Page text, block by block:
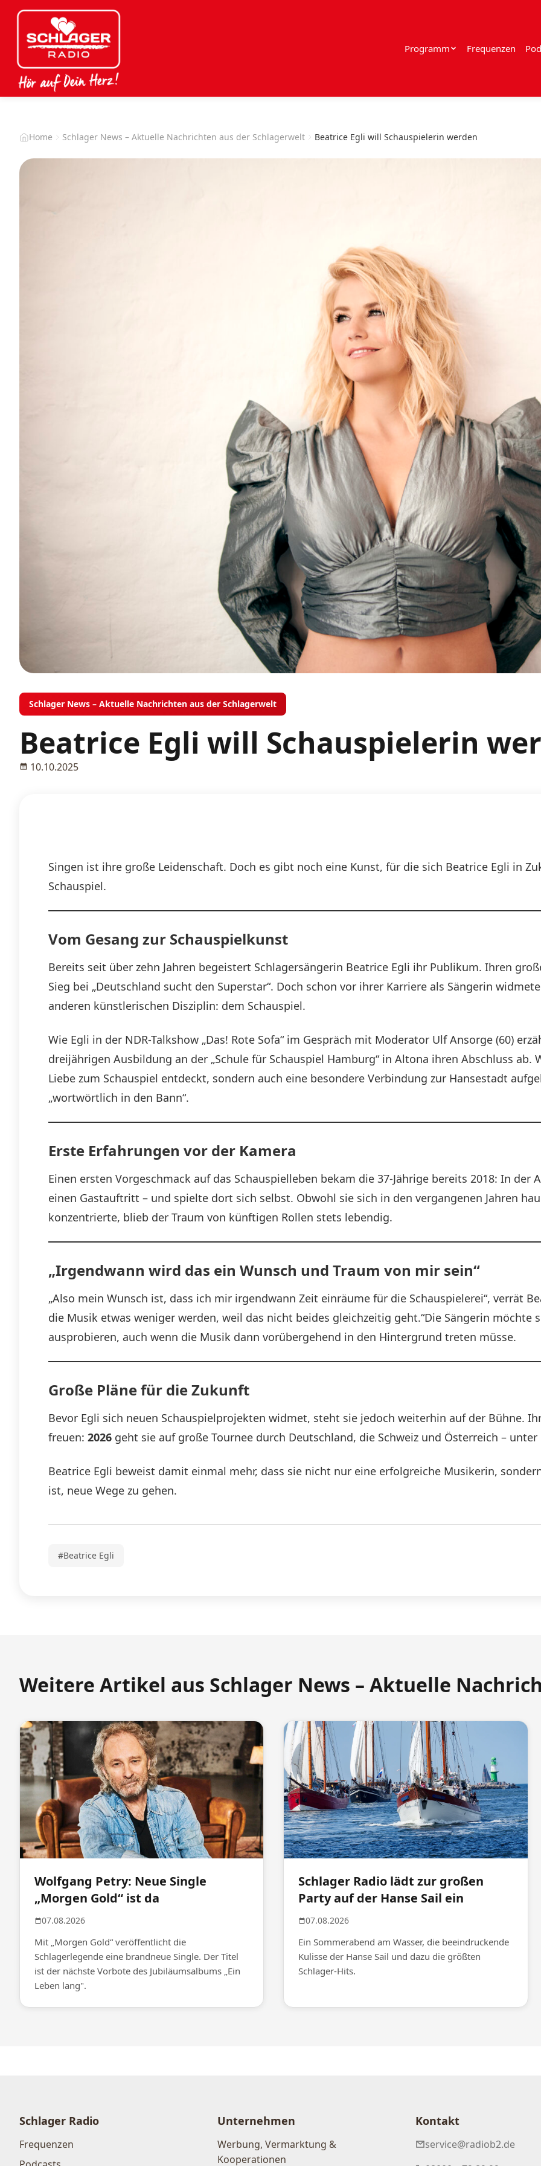
Programm Frequenzen
Home Schlager News – Aktuelle Nachrichten aus der Schlagerwelt Beatrice Egli will Schauspielerin werden
Schlager News – Aktuelle Nachrichten aus der Schlagerwelt
Beatrice Egli will Schauspielerin
10.10.2025
Singen ist ihre große Leidenschaft. Doch es gibt noch eine Kunst, für die sich Beatrice Egli in
Schauspiel.
Vom Gesang zur Schauspielkunst
Bereits seit über zehn Jahren begeistert Schlagersängerin Beatrice Egli ihr Publikum. Ihren
Sieg bei „Deutschland sucht den Superstar“. Doch schon vor ihrer Karriere als Sängerin
anderen künstlerischen Disziplin: dem Schauspiel.
Wie Egli in der NDR-Talkshow „Das! Rote Sofa“ im Gespräch mit Moderator Ulf Ansorge (60)
dreijährigen Ausbildung an der „Schule für Schauspiel Hamburg“ in Altona ihren Abschluss
Liebe zum Schauspiel entdeckt, sondern auch eine besondere Verbindung zur Hansestadt
„wortwörtlich in den Bann“.
Erste Erfahrungen vor der Kamera
Einen ersten Vorgeschmack auf das Schauspielleben bekam die 37-Jährige bereits 2018: In der
einen Gastauftritt – und spielte dort sich selbst. Obwohl sie sich in den vergangenen Jahren
konzentrierte, blieb der Traum von künftigen Rollen stets lebendig.
„Irgendwann wird das ein Wunsch und Traum von mir sein“
„Also mein Wunsch ist, dass ich mir irgendwann Zeit einräume für die Schauspielerei“, verrät
die Musik etwas weniger werden, weil das nicht beides gleichzeitig geht.“Die Sängerin möchte
ausprobieren, auch wenn die Musik dann vorübergehend in den Hintergrund treten müsse.
Große Pläne für die Zukunft
Bevor Egli sich neuen Schauspielprojekten widmet, steht sie jedoch weiterhin auf der Bühne.
freuen: 2026 geht sie auf große Tournee durch Deutschland, die Schweiz und Österreich –
Beatrice Egli beweist damit einmal mehr, dass sie nicht nur eine erfolgreiche Musikerin,
ist, neue Wege zu gehen.
#Beatrice Egli
Weitere Artikel aus Schlager News – Aktuelle
Wolfgang Petry: Neue Single
„Morgen Gold“ ist da
07.08.2026
Mit „Morgen Gold“ veröffentlicht die
Schlagerlegende eine brandneue Single. Der Titel
ist der nächste Vorbote des Jubiläumsalbums „Ein
Leben lang".
Schlager Radio lädt zur großen
Party auf der Hanse Sail ein
07.08.2026
Ein Sommerabend am Wasser, die beeindruckende
Kulisse der Hanse Sail und dazu die größten
Schlager-Hits.
Schlager Radio
Frequenzen
Unternehmen
Werbung, Vermarktung &
Kooperationen
Kontakt
service@radiob2.de